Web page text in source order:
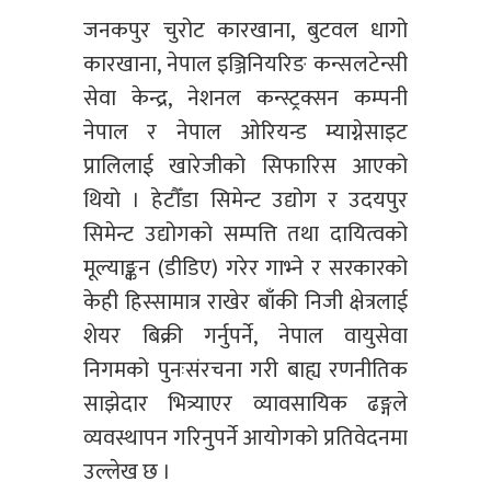
जनकपुर चुरोट कारखाना, बुटवल धागो
कारखाना, नेपाल इञ्जिनियरिङ कन्सलटेन्सी
सेवा केन्द्र, नेशनल कन्स्ट्रक्सन कम्पनी
नेपाल र नेपाल ओरियन्ड म्याग्नेसाइट
प्रालिलाई खारेजीको सिफारिस आएको
थियो । हेटौँडा सिमेन्ट उद्योग र उदयपुर
सिमेन्ट उद्योगको सम्पत्ति तथा दायित्वको
मूल्याङ्कन (डीडिए) गरेर गाभ्ने र सरकारको
केही हिस्सामात्र राखेर बाँकी निजी क्षेत्रलाई
शेयर बिक्री गर्नुपर्ने, नेपाल वायुसेवा
निगमको पुनःसंरचना गरी बाह्य रणनीतिक
साझेदार भित्र्याएर व्यावसायिक ढङ्गले
व्यवस्थापन गरिनुपर्ने आयोगको प्रतिवेदनमा
उल्लेख छ ।